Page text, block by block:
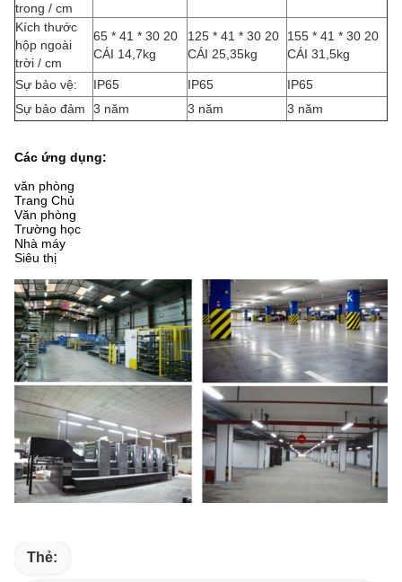
trong / cm
Kích thước
hộp ngoài
trời / cm
65 * 41 * 30 20
CÁI 14,7kg
125 * 41 * 30 20
CÁI 25,35kg
155 * 41 * 30 20
CÁI 31,5kg
Sự bảo vệ: IP65 IP65
IP65
Sự bảo đảm
3 năm 3 năm 3 năm
Các ứng dụng:
văn phòng
Trang Chủ
Văn phòng
Trường học
Nhà máy
Siêu thị
Thẻ: